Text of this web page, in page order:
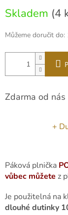
cena:
Skladem (4
Můžeme doručit do:
Zdarma od
+
Páková plnička
vůbec můžete z
Je použitelná na
dlouhé dutinky